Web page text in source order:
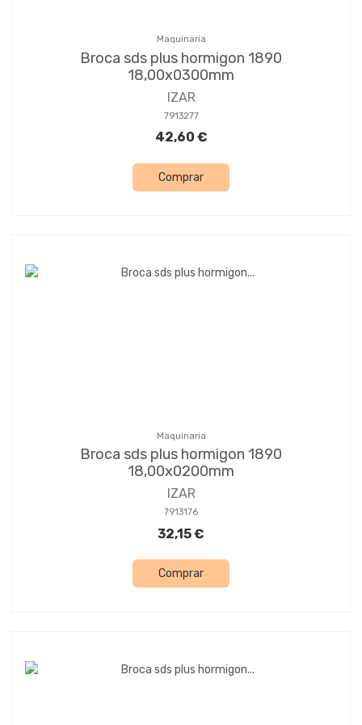
Maquinaria
Broca sds plus hormigon 1890
18,00x0300mm
IZAR
7913277
42,60 €
Comprar
Maquinaria
Broca sds plus hormigon 1890
18,00x0200mm
IZAR
7913176
32,15 €
Comprar